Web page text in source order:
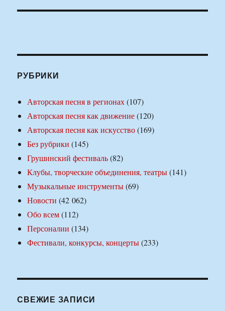
РУБРИКИ
Авторская песня в регионах(107)
Авторская песня как движение(120)
Авторская песня как искусство(169)
Без рубрики (145)
Грушинский фестиваль(82)
Клубы, творческие объединения, театры(141)
Музыкальные инструменты(69)
Новости (42 062)
Обо всем(112)
Персоналии (134)
Фестивали, конкурсы, концерты(233)
СВЕЖИЕ ЗАПИСИ